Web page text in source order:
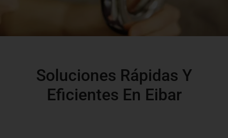
Soluciones Rápidas Y
Eficientes En Eibar